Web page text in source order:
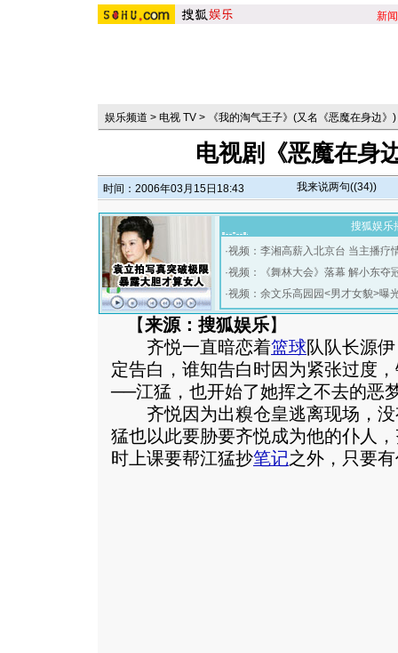
新闻
娱乐频道 > 电视 TV > 《我的淘气王子》(又名《恶魔在身边》)
电视剧《恶魔在身
时间：2006年03月15日18:43 我来说两句((34))
搜狐娱乐
·视频：李湘高薪入北京台 当主播疗
·视频：《舞林大会》落幕 解小东夺
·视频：余文乐高园园<男才女貌>曝
【来源：搜狐娱乐】
齐悦一直暗恋着篮球队队长源
定告白，谁知告白时因为紧张过度
──江猛，也开始了她挥之不去的恶
齐悦因为出糗仓皇逃离现场，没
猛也以此要胁要齐悦成为他的仆人
时上课要帮江猛抄笔记之外，只要